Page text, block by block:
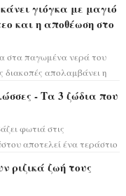
γιόγκα με μαγιό
και η αποθέωση στο
στα παγωμένα νερά του
διακοπές απολαμβάνει η
- Τα 3 ζώδια που
φωτιά στις
αποτελεί ένα τεράστιο
ριζικά ζωή τους